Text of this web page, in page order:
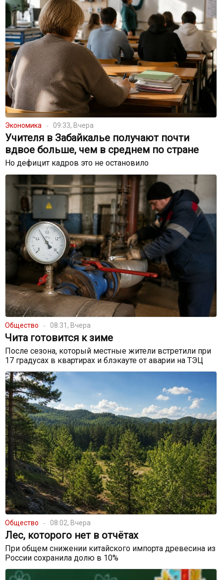
Экономика 09:33, Вчера
Учителя в Забайкалье получают почти
вдвое больше, чем в среднем по стране
Но дефицит кадров это не остановило
Общество 08:31, Вчера
Чита готовится к зиме
После сезона, который местные жители встретили при
17 градусах в квартирах и блэкауте от аварии на ТЭЦ
Общество 08:02, Вчера
Лес, которого нет в отчётах
При общем снижении китайского импорта древесина из
России сохранила долю в 10%